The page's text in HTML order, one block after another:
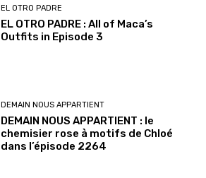
EL OTRO PADRE
EL OTRO PADRE : All of Maca’s
Outfits in Episode 3
DEMAIN NOUS APPARTIENT
DEMAIN NOUS APPARTIENT : le
chemisier rose à motifs de Chloé
dans l’épisode 2264